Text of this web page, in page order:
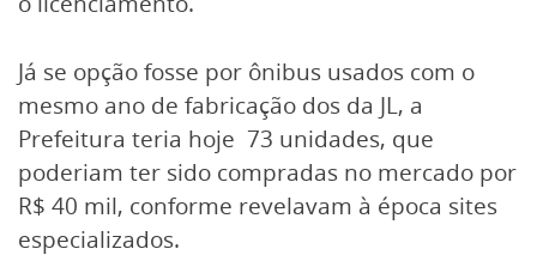
Já se opção fosse por ônibus usados com o
mesmo ano de fabricação dos da JL, a
Prefeitura teria hoje 73 unidades, que
poderiam ter sido compradas no mercado por
R$ 40 mil, conforme revelavam à época sites
especializados.